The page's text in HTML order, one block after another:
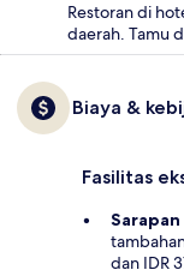
Restoran di
daerah. Tamu
Biaya &
Fasilitas
dan IDR